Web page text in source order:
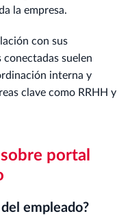
la empresa.
con sus
suelen
interna y
clave como RRHH y
portal
empleado?